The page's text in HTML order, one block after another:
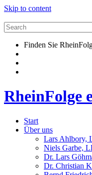
Skip to content
Finden Sie
RheinFolge
Start
Über uns
Lars Ahlbory,
Niels Garbe,
Dr. Lars
Dr. Christian